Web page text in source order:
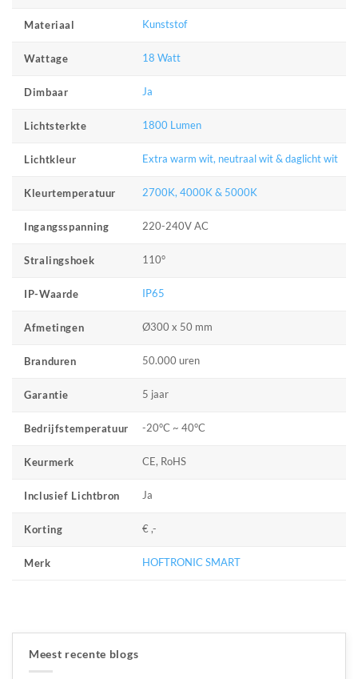
Materiaal Kunststof
Wattage 18 Watt
Dimbaar Ja
Lichtsterkte 1800 Lumen
Lichtkleur Extra warm wit, neutraal wit & daglicht wit
Kleurtemperatuur 2700K, 4000K & 5000K
Ingangsspanning 220-240V AC
Stralingshoek 110°
IP-Waarde IP65
Afmetingen Ø300 x 50 mm
Branduren 50.000 uren
Garantie 5 jaar
Bedrijfstemperatuur -20°C ~ 40°C
Keurmerk CE, RoHS
Inclusief Lichtbron Ja
Korting € ,-
Merk HOFTRONIC SMART
Meest recente blogs